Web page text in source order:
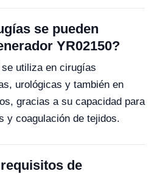
se pueden
YR02150?
utiliza en cirugías
urológicas y también en
gracias a su capacidad para
y coagulación de tejidos.
de